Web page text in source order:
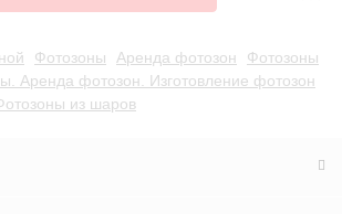
Фотозоны Аренда фотозон
Фотозоны
Аренда фотозон. Изготовление фотозон
из шаров